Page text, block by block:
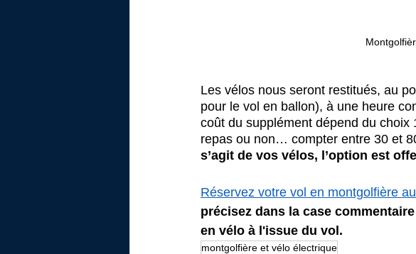
Les vélos nous seront restitués, au
pour le vol en ballon), à une heure
coût du supplément dépend du
repas ou non… compter entre 30 et
s’agit de vos vélos, l’option est
Réservez votre vol en montgolfière
précisez dans la case
en vélo à l'issue du vol.
montgolfière et vélo électrique